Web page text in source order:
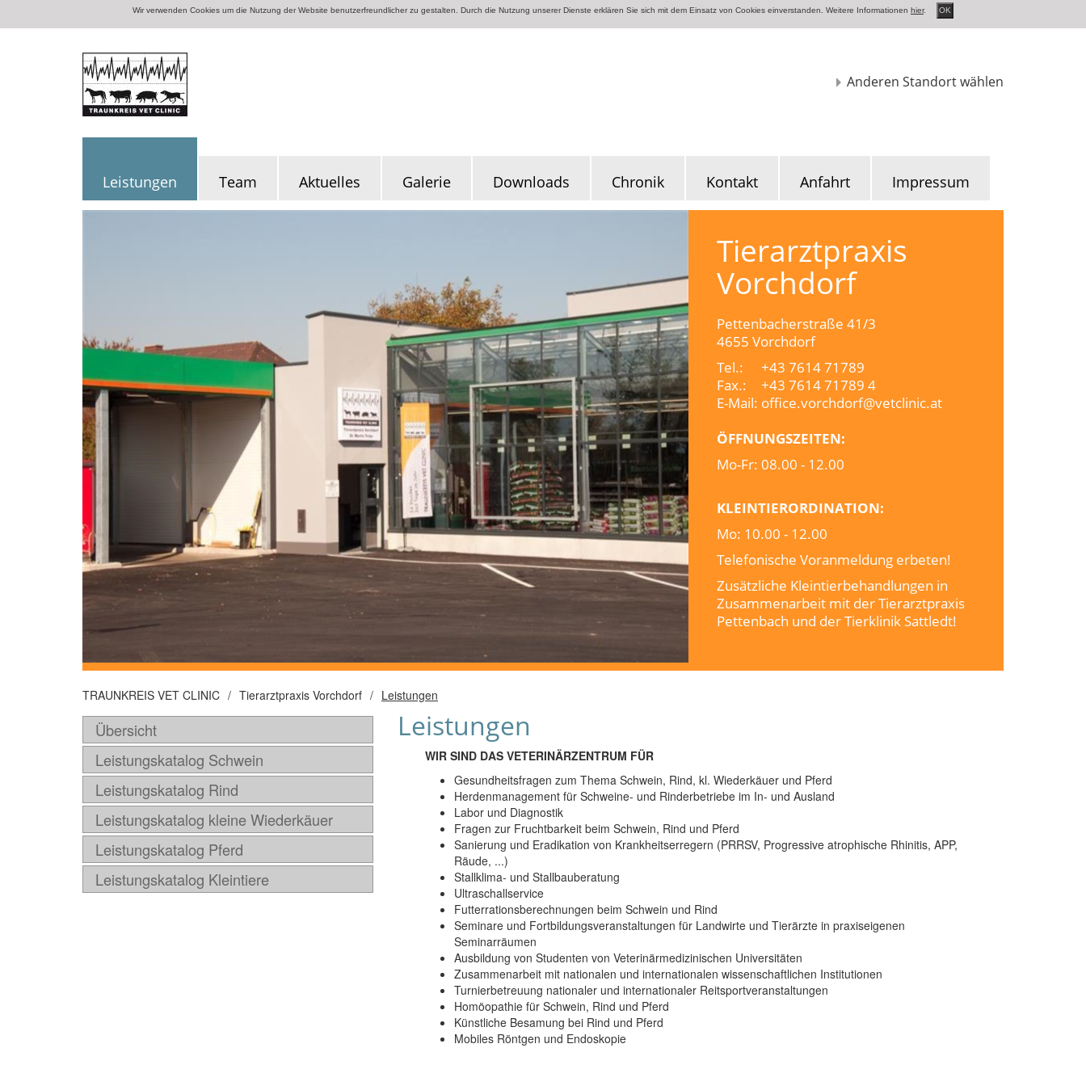
Anderen Standort wählen
Leistungen Team Aktuelles Galerie Downloads Chronik Kontakt Anfahrt Impressum
Tierarztpraxis
Vorchdorf
Pettenbacherstraße 41/3
4655 Vorchdorf
Tel.:
+43 7614 71789
Fax.:
+43 7614 71789 4
E-Mail: office.vorchdorf@vetclinic.at
ÖFFNUNGSZEITEN:
Mo-Fr: 08.00 - 12.00
KLEINTIERORDINATION:
Mo: 10.00 - 12.00
Telefonische Voranmeldung erbeten!
Zusätzliche Kleintierbehandlungen in
Zusammenarbeit mit der Tierarztpraxis
Pettenbach und der Tierklinik Sattledt!
TRAUNKREIS VET CLINIC / Tierarztpraxis Vorchdorf / Leistungen
Übersicht
Leistungskatalog Schwein
Leistungskatalog Rind
Leistungskatalog kleine Wiederkäuer
Leistungskatalog Pferd
Leistungskatalog Kleintiere
Leistungen
WIR SIND DAS VETERINÄRZENTRUM FÜR
Gesundheitsfragen zum Thema Schwein, Rind, kl. Wiederkäuer und Pferd
Herdenmanagement für Schweine- und Rinderbetriebe im In- und Ausland
Labor und Diagnostik
Fragen zur Fruchtbarkeit beim Schwein, Rind und Pferd
Sanierung und Eradikation von Krankheitserregern (PRRSV, Progressive atrophische Rhinitis, APP,
Räude, ...)
Stallklima- und Stallbauberatung
Ultraschallservice
Futterrationsberechnungen beim Schwein und Rind
Seminare und Fortbildungsveranstaltungen für Landwirte und Tierärzte in praxiseigenen
Seminarräumen
Ausbildung von Studenten von Veterinärmedizinischen Universitäten
Zusammenarbeit mit nationalen und internationalen wissenschaftlichen Institutionen
Turnierbetreuung nationaler und internationaler Reitsportveranstaltungen
Homöopathie für Schwein, Rind und Pferd
Künstliche Besamung bei Rind und Pferd
Mobiles Röntgen und Endoskopie
Wir verwenden Cookies um die Nutzung der Website benutzerfreundlicher zu gestalten. Durch die Nutzung unserer Dienste erklären Sie sich mit dem Einsatz von Cookies einverstanden. Weitere Informationen hier. OK